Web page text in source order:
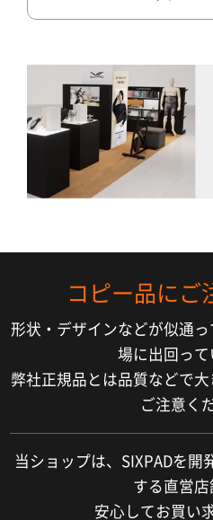
コピー品にご
形状・デザインなどが似通
場に出回って
弊社正規品とは品質などで
ご注意く
当ショップは、SIXPADを開
する直営店
安心してお買い